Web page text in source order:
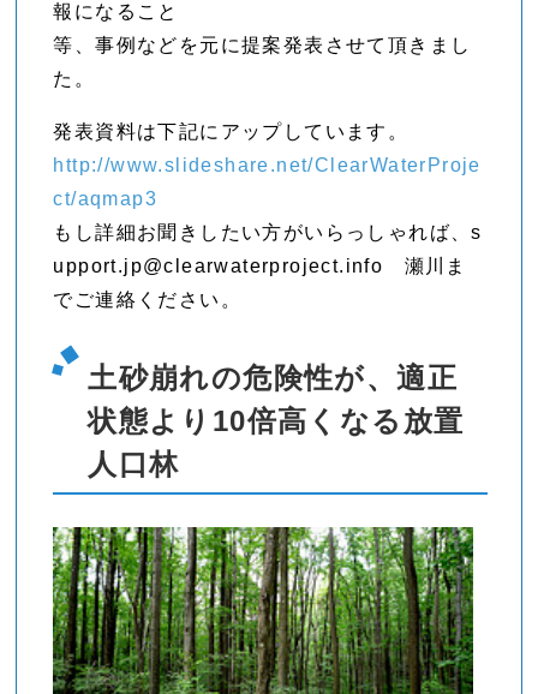
報になること
等、事例などを元に提案発表させて頂きまし
た。
発表資料は下記にアップしています。
http://www.slideshare.net/ClearWaterProje
ct/aqmap3
もし詳細お聞きしたい方がいらっしゃれば、s
upport.jp@clearwaterproject.info 瀬川ま
でご連絡ください。
土砂崩れの危険性が、適正
状態より10倍高くなる放置
人口林